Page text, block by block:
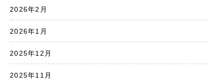
2026年2月
2026年1月
2025年12月
2025年11月